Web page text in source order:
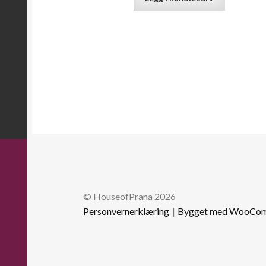
© HouseofPrana 2026
Personvernerklæring
Bygget med